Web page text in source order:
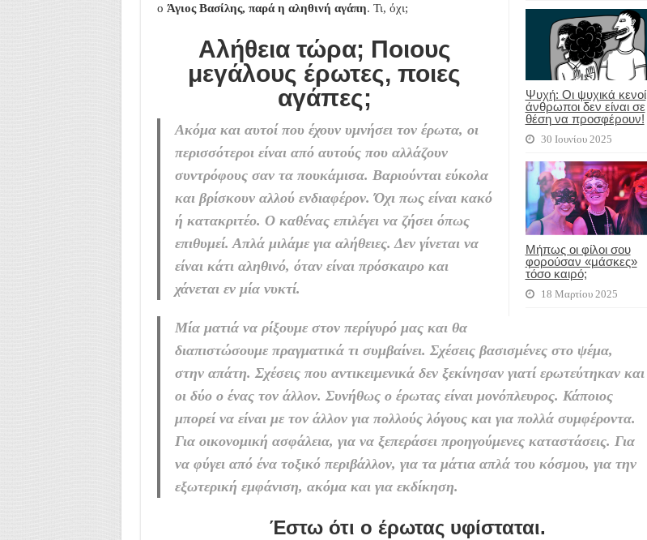
Ψυχή: Οι ψυχικά κενοί
άνθρωποι δεν είναι σε
θέση να προσφέρουν!
30 Ιουνίου 2025
Μήπως οι φίλοι σου
φορούσαν «μάσκες»
τόσο καιρό;
18 Μαρτίου 2025
ο Άγιος Βασίλης, παρά η αληθινή αγάπη. Τι, όχι;
Αλήθεια τώρα; Ποιους
μεγάλους έρωτες, ποιες
αγάπες;
Ακόμα και αυτοί που έχουν υμνήσει τον έρωτα, οι
περισσότεροι είναι από αυτούς που αλλάζουν
συντρόφους σαν τα πουκάμισα. Βαριούνται εύκολα
και βρίσκουν αλλού ενδιαφέρον. Όχι πως είναι κακό
ή κατακριτέο. Ο καθένας επιλέγει να ζήσει όπως
επιθυμεί. Απλά μιλάμε για αλήθειες. Δεν γίνεται να
είναι κάτι αληθινό, όταν είναι πρόσκαιρο και
χάνεται εν μία νυκτί.
Μία ματιά να ρίξουμε στον περίγυρό μας και θα
διαπιστώσουμε πραγματικά τι συμβαίνει. Σχέσεις βασισμένες στο ψέμα,
στην απάτη. Σχέσεις που αντικειμενικά δεν ξεκίνησαν γιατί ερωτεύτηκαν και
οι δύο ο ένας τον άλλον. Συνήθως ο έρωτας είναι μονόπλευρος. Κάποιος
μπορεί να είναι με τον άλλον για πολλούς λόγους και για πολλά συμφέροντα.
Για οικονομική ασφάλεια, για να ξεπεράσει προηγούμενες καταστάσεις. Για
να φύγει από ένα τοξικό περιβάλλον, για τα μάτια απλά του κόσμου, για την
εξωτερική εμφάνιση, ακόμα και για εκδίκηση.
Έστω ότι ο έρωτας υφίσταται.